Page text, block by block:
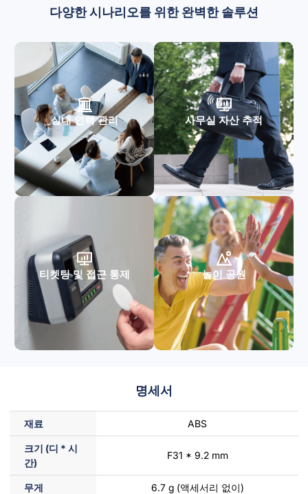
다양한 시나리오를 위한 완벽한 솔루션
실내 인력 관리 사무실 자산 추적
티켓팅 및 접근 통제 놀이 공원
명세서
재료 ABS
크기 (디 * 시
간)
F31 * 9.2 mm
무게 6.7 g (액세서리 없이)